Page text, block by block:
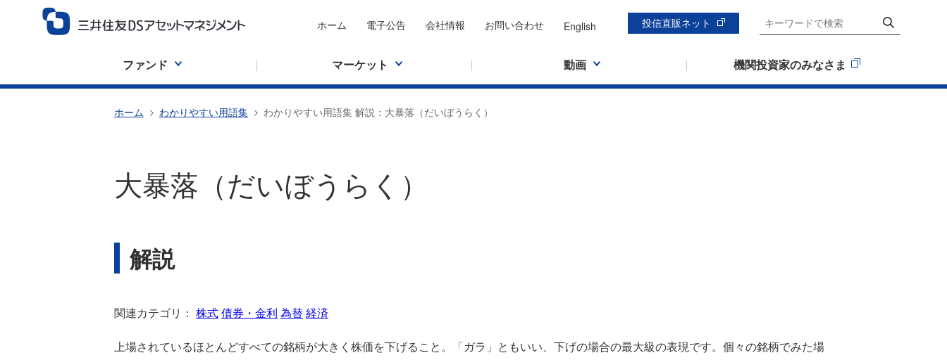
ホーム 電子公告 会社情報 お問い合わせ English 投信直販ネット
ファンド マーケット 動画 機関投資家のみなさま
ホーム わかりやすい用語集 わかりやすい用語集 解説：大暴落（だいぼうらく）
大暴落（だいぼうらく）
解説
関連カテゴリ： 株式債券・金利 為替経済
上場されているほとんどすべての銘柄が大きく株価を下げること。「ガラ」ともいい、下げの場合の最大級の表現です。個々の銘柄でみた場